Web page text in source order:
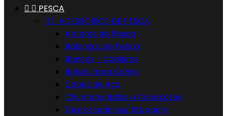
  PESCA
  ACESSÓRIOS DE PESCA
Alicates de Pesca
Balanças de Pesca
Bancos - Cadeiras
Bolsas para Canas
Cabos de Aço
Chumbos, Balas e Cabeçotes
Destorcedores/ Stoppers